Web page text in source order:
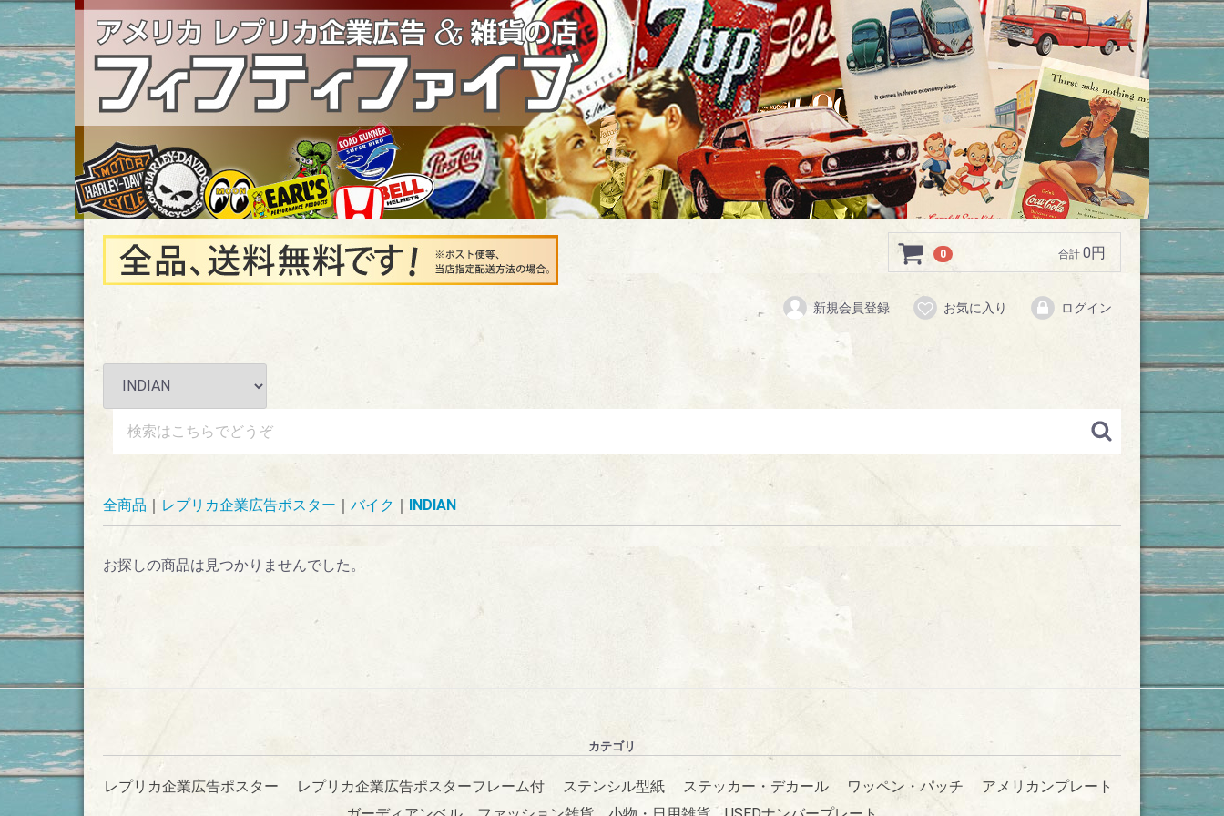
新規会員登録 お気に入り ログイン
0 合計 0円
全商品 レプリカ企業広告ポスター バイク INDIAN
お探しの商品は見つかりませんでした。
カテゴリ
レプリカ企業広告ポスター レプリカ企業広告ポスターフレーム付 ステンシル型紙 ステッカー・デカール ワッペン・パッチ
アメリカンプレート